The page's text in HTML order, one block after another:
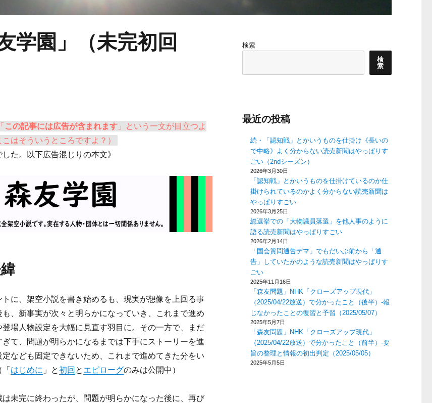
学園」（未完初回
この記事には広告が含まれます」という一文が目立つよ
はそういうところですよ？）
た。以下広告混じりの本文》
に、架空小説を書き始めるも、現実が想像を上回る事
、新事実が次々と明らかになっていき、これまで進め
場人物設定を大幅に見直す羽目に。その一方で、まだ
て、問題が明らかになるまでは下手にストーリーを進
なども固定できないため、これまで進めてきた分をい
はじめに 」と初回 と エピローグのみは公開中）
未完に終わったが、問題が明らかになった後に、再び
検索
検
索
最近の投稿
続・「認知戦」とかいうものを仕掛け《長いの
で中略》よく分からない読売新聞はやっぱりす
ごい（2ndシーズン）
2026年3月30日
「認知戦」とかいうものを仕掛けているのか仕
掛けられているのかよく分からない読売新聞は
やっぱりすごい
2026年3月25日
総選挙での「大物議員落選」を他人事のように
語る読売新聞はやっぱりすごい
2026年2月14日
「国会質問通告デマ」でもだいぶ前から「通
告」していたかのような読売新聞はやっぱりす
ごい
2025年11月16日
「森友問題」NHK「クローズアップ現代」
（2025/04/22放送）で分かったこと（後半）-報
じなかったことの復習と予習（2025/05/07）
2025年5月7日
「森友問題」NHK「クローズアップ現代」
（2025/04/22放送）で分かったこと（前半）-要
旨の整理と情報の初出判定（2025/05/05）
2025年5月5日